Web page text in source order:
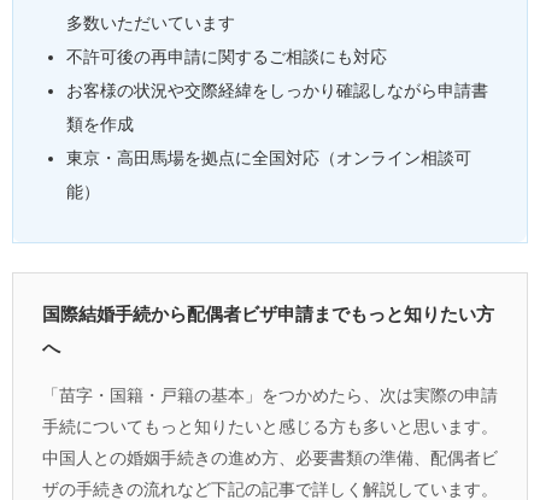
多数いただいています
不許可後の再申請に関するご相談にも対応
お客様の状況や交際経緯をしっかり確認しながら申請書
類を作成
東京・高田馬場を拠点に全国対応（オンライン相談可
能）
国際結婚手続から配偶者ビザ申請までもっと知りたい方
へ
「苗字・国籍・戸籍の基本」をつかめたら、次は実際の申請
手続についてもっと知りたいと感じる方も多いと思います。
中国人との婚姻手続きの進め方、必要書類の準備、配偶者ビ
ザの手続きの流れなど下記の記事で詳しく解説しています。